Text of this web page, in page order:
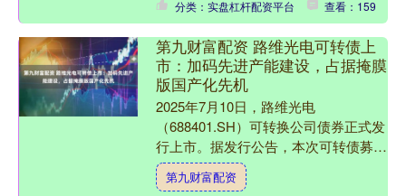
分类：实盘杠杆配资平台 查看：159
第九财富配资 路维光电可转债上
市：加码先进产能建设，占据掩膜
版国产化先机
2025年7月10日，路维光电
（688401.SH）可转换公司债券正式发
行上市。据发行公告，本次可转债募资
6.15亿元，其中3.19亿元将专项用于“半
导体及高精....
第九财富配资